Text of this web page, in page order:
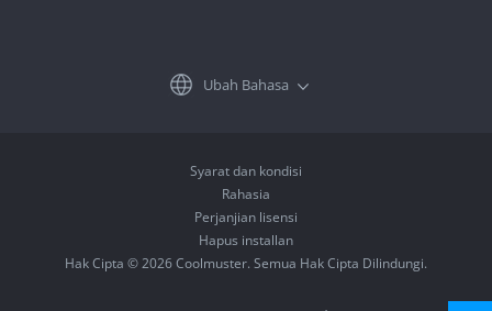
Ubah Bahasa
Syarat dan kondisi
Rahasia
Perjanjian lisensi
Hapus installan
Hak Cipta © 2026 Coolmuster. Semua Hak Cipta Dilindungi.